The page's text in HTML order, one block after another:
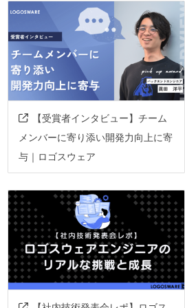
vue.js
dynamodb
gitlab
kubuntu macos taiga
magicpod
grpc connect rest-api
【受賞者インタビュー】チーム
メンバーに寄り添い開発力向上に寄
与｜ロゴスウェア